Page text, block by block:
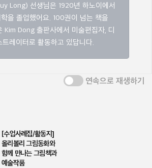
Long) 선생님은 1920년 하노이에서
을 졸업했어요. 100권이 넘는 책을
Kim Dong 출판사에서 미술편집자, 디
레이터로 활동하고 있답니다.
[수업사례집/활동지]
올리볼리 그림동화와
함께 만나는 그림책과
예술작품
연속으로 재생하기